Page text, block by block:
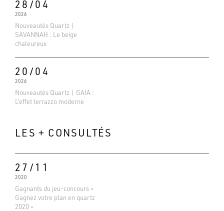
28/04
2026
Nouveautés Quartz |
SAVANNAH : Le beige
chaleureux
20/04
2026
Nouveautés Quartz | GAIA :
L’effet terrazzo moderne
LES + CONSULTÉS
27/11
2020
Gagnants du jeu-concours «
Gagnez votre plan en quartz
2020 »